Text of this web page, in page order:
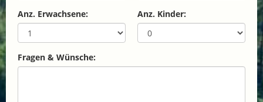
Anz. Erwachsene: Anz. Kinder:
Fragen & Wünsche: